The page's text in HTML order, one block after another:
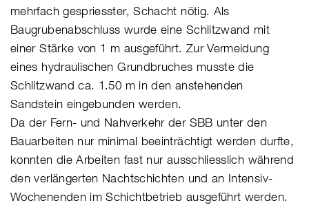
mehrfach gespriesster, Schacht nötig. Als
Baugrubenabschluss wurde eine Schlitzwand mit
einer Stärke von 1 m ausgeführt. Zur Vermeidung
eines hydraulischen Grundbruches musste die
Schlitzwand ca. 1.50 m in den anstehenden
Sandstein eingebunden werden.
Da der Fern- und Nahverkehr der SBB unter den
Bauarbeiten nur minimal beeinträchtigt werden durfte,
konnten die Arbeiten fast nur ausschliesslich während
den verlängerten Nachtschichten und an Intensiv-
Wochenenden im Schichtbetrieb ausgeführt werden.